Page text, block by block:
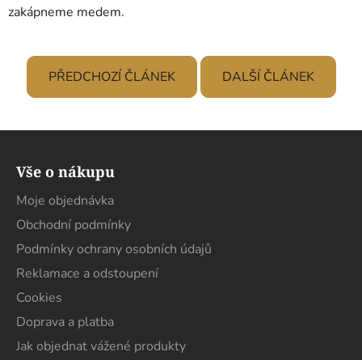
zakápneme medem.
PŘEDCHOZÍ ČLÁNEK DALŠÍ ČLÁNEK
Z
Vše o nákupu
Moje objednávka
Obchodní podmínky
Podmínky ochrany osobních údajů
Reklamace a odstoupení
Cookies
Doprava a platba
Jak objednat vážené produkty